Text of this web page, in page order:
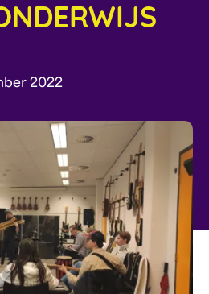
2022